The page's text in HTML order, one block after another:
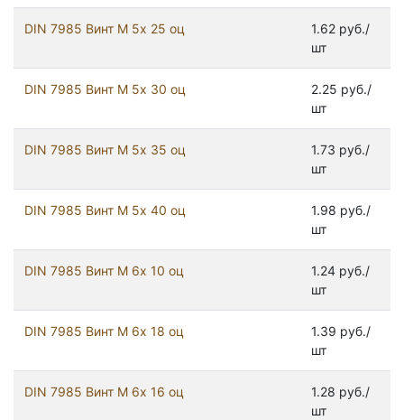
DIN 7985 Винт М 5х 25 оц
1.62 руб./
шт
DIN 7985 Винт М 5х 30 оц
2.25 руб./
шт
DIN 7985 Винт М 5х 35 оц
1.73 руб./
шт
DIN 7985 Винт М 5х 40 оц
1.98 руб./
шт
DIN 7985 Винт М 6х 10 оц
1.24 руб./
шт
DIN 7985 Винт М 6х 18 оц
1.39 руб./
шт
DIN 7985 Винт М 6х 16 оц
1.28 руб./
шт